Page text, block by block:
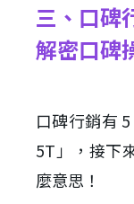
三、口碑
解密口碑
口碑行銷有
5T」，接下
麼意思！